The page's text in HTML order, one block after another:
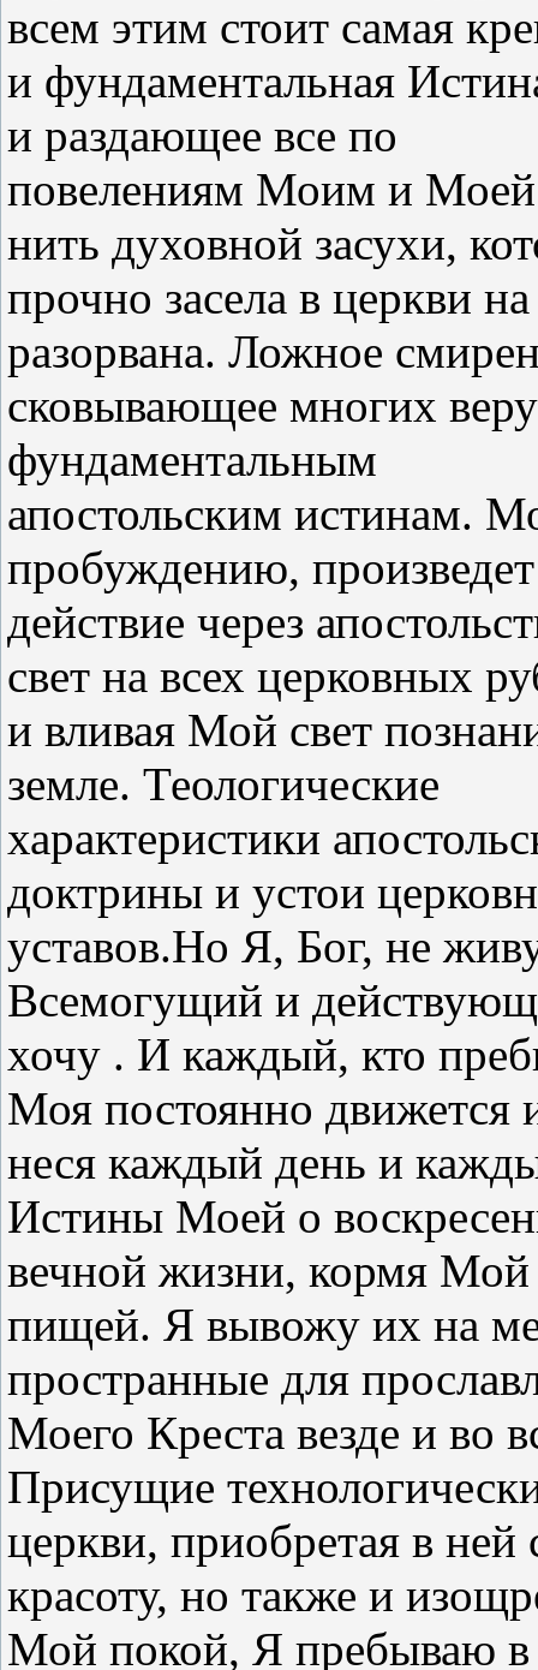
всем этим стоит самая
и фундаментальная
и раздающее все по
повелениям Моим и Моей
нить духовной засухи,
прочно засела в церкви
разорвана. Ложное
сковывающее многих
фундаментальным
апостольским истинам.
пробуждению,
действие через
свет на всех церковных
и вливая Мой свет
земле. Теологические
характеристики
доктрины и устои
уставов.Но Я, Бог, не
Всемогущий и
хочу . И каждый, кто
Моя постоянно движется
неся каждый день и
Истины Моей о
вечной жизни, кормя Мой
пищей. Я вывожу их на
пространные для
Моего Креста везде и во
Присущие
церкви, приобретая в ней
красоту, но также и
Мой покой, Я пребываю в